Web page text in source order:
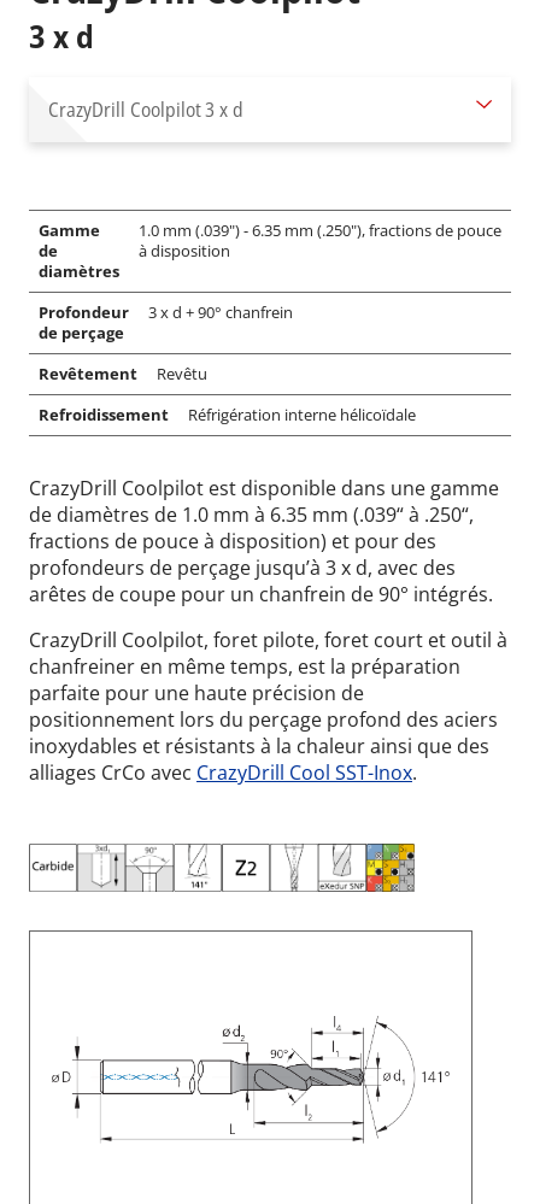
3 x d
CrazyDrill Coolpilot3 x d
Gamme
de
diamètres
1.0 mm (.039") - 6.35 mm (.250"), fractions de pouce
à disposition
Profondeur
de perçage
3 x d + 90° chanfrein
Revêtement
Revêtu
Refroidissement
Réfrigération interne hélicoïdale
CrazyDrill Coolpilot est disponible dans une gamme
de diamètres de 1.0 mm à 6.35 mm (.039“ à .250“,
fractions de pouce à disposition) et pour des
profondeurs de perçage jusqu’à 3 x d, avec des
arêtes de coupe pour un chanfrein de 90° intégrés.
CrazyDrill Coolpilot, foret pilote, foret court et outil à
chanfreiner en même temps, est la préparation
parfaite pour une haute précision de
positionnement lors du perçage profond des aciers
inoxydables et résistants à la chaleur ainsi que des
alliages CrCo avec CrazyDrill Cool SST-Inox.